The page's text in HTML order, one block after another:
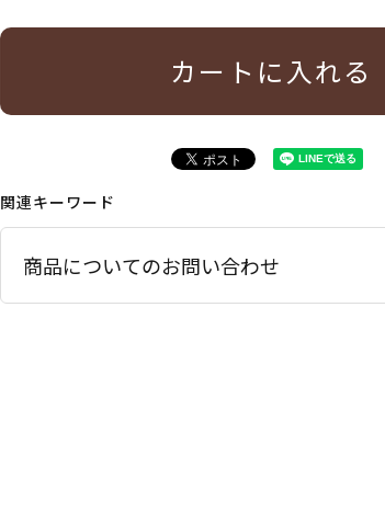
カートに入れる
関連キーワード
商品についてのお問い合わせ